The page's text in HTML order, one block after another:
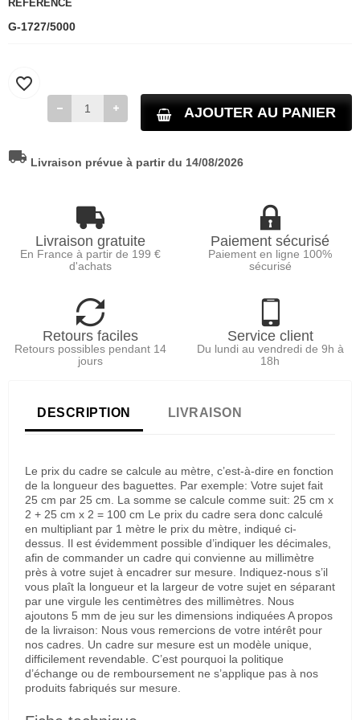
RÉFÉRENCE
G-1727/5000
AJOUTER AU PANIER
favorite_border
local_shipping Livraison prévue à partir du 14/08/2026
Livraison gratuite
En France à partir de 199 €
d'achats
Paiement sécurisé
Paiement en ligne 100%
sécurisé
Retours faciles
Retours possibles pendant 14
jours
Service client
Du lundi au vendredi de 9h à
18h
DESCRIPTION LIVRAISON
Le prix du cadre se calcule au mètre, c’est-à-dire en fonction
de la longueur des baguettes. Par exemple: Votre sujet fait
25 cm par 25 cm. La somme se calcule comme suit: 25 cm x
2 + 25 cm x 2 = 100 cm Le prix du cadre sera donc calculé
en multipliant par 1 mètre le prix du mètre, indiqué ci-
dessus. Il est évidemment possible d’indiquer les décimales,
afin de commander un cadre qui convienne au millimètre
près à votre sujet à encadrer sur mesure. Indiquez-nous s’il
vous plaît la longueur et la largeur de votre sujet en séparant
par une virgule les centimètres des millimètres. Nous
ajoutons 5 mm de jeu sur les dimensions indiquées A propos
de la livraison: Nous vous remercions de votre intérêt pour
nos cadres. Un cadre sur mesure est un modèle unique,
difficilement revendable. C’est pourquoi la politique
d’échange ou de remboursement ne s’applique pas à nos
produits fabriqués sur mesure.